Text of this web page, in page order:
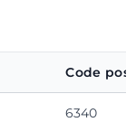
Code
6340